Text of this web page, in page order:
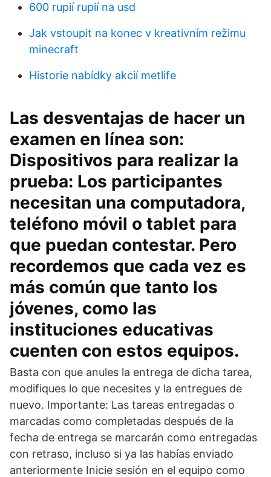
600 rupií rupií na usd
Jak vstoupit na konec v kreativním režimu
minecraft
Historie nabídky akcií metlife
Las desventajas de hacer un
examen en línea son:
Dispositivos para realizar la
prueba: Los participantes
necesitan una computadora,
teléfono móvil o tablet para
que puedan contestar. Pero
recordemos que cada vez es
más común que tanto los
jóvenes, como las
instituciones educativas
cuenten con estos equipos.
Basta con que anules la entrega de dicha tarea,
modifiques lo que necesites y la entregues de
nuevo. Importante: Las tareas entregadas o
marcadas como completadas después de la
fecha de entrega se marcarán como entregadas
con retraso, incluso si ya las habías enviado
anteriormente Inicie sesión en el equipo como